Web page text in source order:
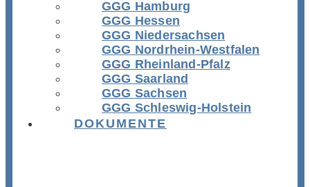
GGG Hamburg
GGG Hessen
GGG Niedersachsen
GGG Nordrhein-Westfalen
GGG Rheinland-Pfalz
GGG Saarland
GGG Sachsen
GGG Schleswig-Holstein
DOKUMENTE